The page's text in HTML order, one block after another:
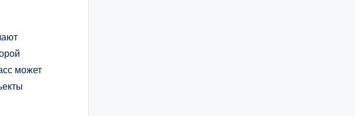
может